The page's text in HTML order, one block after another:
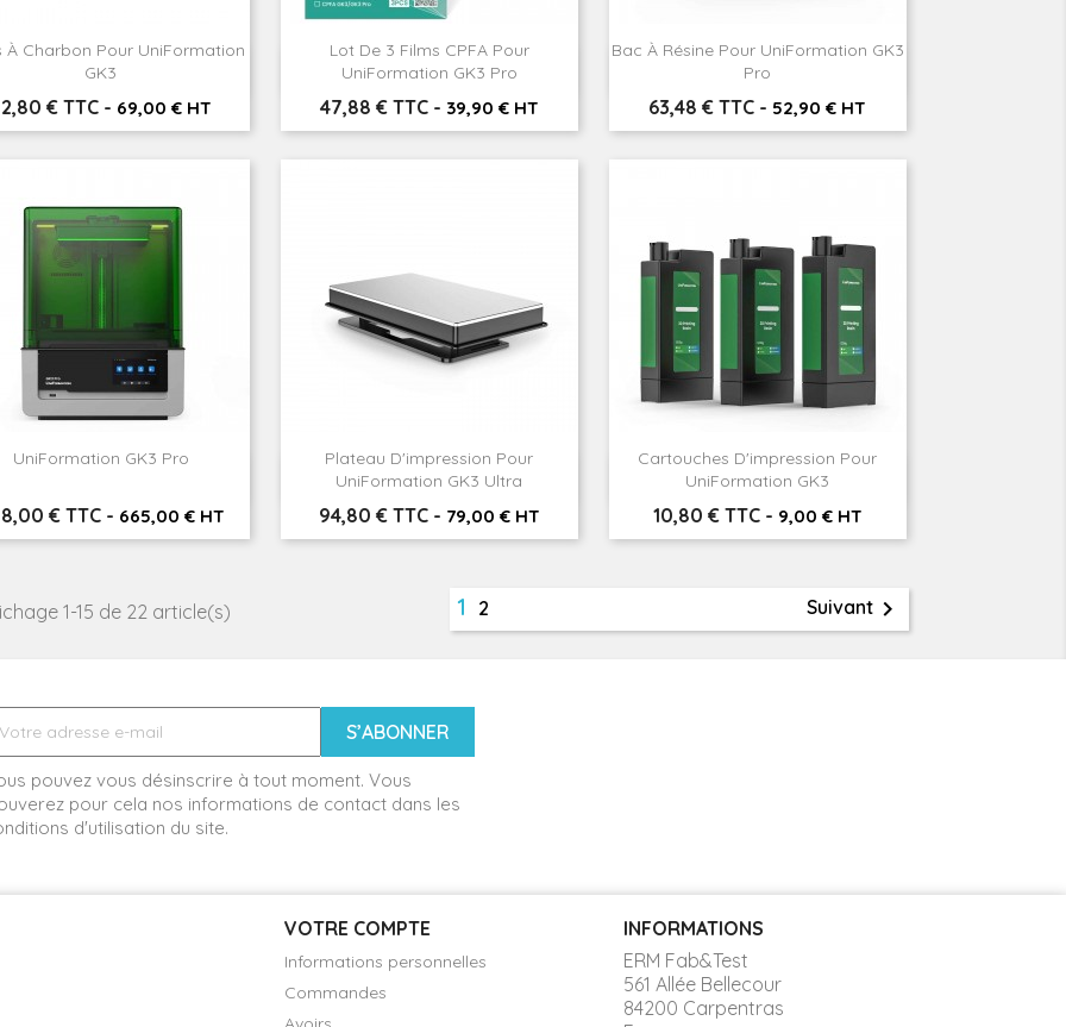
À Charbon Pour UniFormation
GK3
€ TTC - 69,00 € HT
Aperçu rapide
Lot De 3 Films CPFA Pour
UniFormation GK3 Pro
Prix
47,88 € TTC - 39,90 € HT
Aperçu rapide
Bac À Résine Pour UniFormation GK3
Pro
Prix
63,48 € TTC - 52,90 € HT
Aperçu rapide
UniFormation GK3 Pro
€ TTC - 665,00 € HT
Plateau D'impression Pour
UniFormation GK3 Ultra
Prix
94,80 € TTC - 79,00 € HT
Aperçu rapide
Cartouches D'impression Pour
UniFormation GK3
Prix
10,80 € TTC - 9,00 € HT
Aperçu rapide
1-15 de 22 article(s) 1 2 Suivant
pouvez vous désinscrire à tout moment. Vous
pour cela nos informations de contact dans les
d'utilisation du site.
VOTRE COMPTE
Informations personnelles
Commandes
INFORMATIONS
ERM Fab&Test
561 Allée Bellecour
84200 Carpentras